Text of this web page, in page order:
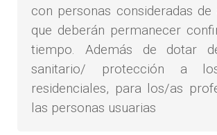
con personas consideradas
que deberán permanecer
tiempo. Además de dotar
sanitario/ protección a
residenciales, para los/as
las personas usuarias